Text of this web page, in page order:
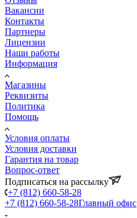
Вакансии
Контакты
Партнеры
Лицензии
Наши работы
Информация
Магазины
Реквизиты
Политика
Помощь
Условия оплаты
Условия доставки
Гарантия на товар
Вопрос-ответ
Подписаться на рассылку
+7 (812) 660-58-28
+7 (812) 660-58-28Главный офис